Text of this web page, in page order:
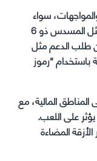
سواء
بالتسلل أو القتال المباشر باستخدام أسلحة مثل المسدس ذو 6
طلب الدعم مثل
باستخدام “رموز
المناطق المالية، مع
على اللعب.
المضاءة